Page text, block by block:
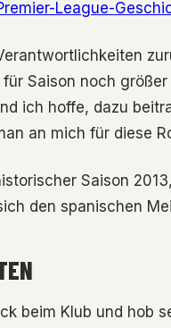
League-
Saison noch
ich hoffe, dazu
an mich für diese
Saison
den spanischen
beim Klub und hob